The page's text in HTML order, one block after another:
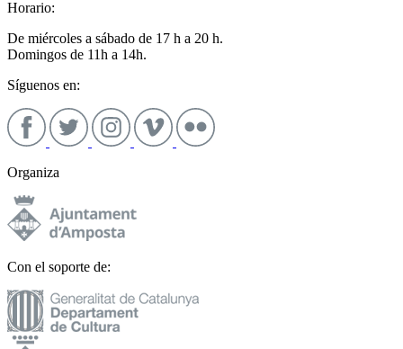
Horario:
De miércoles a sábado de 17 h a 20 h.
Domingos de 11h a 14h.
Síguenos en:
Organiza
Con el soporte de: